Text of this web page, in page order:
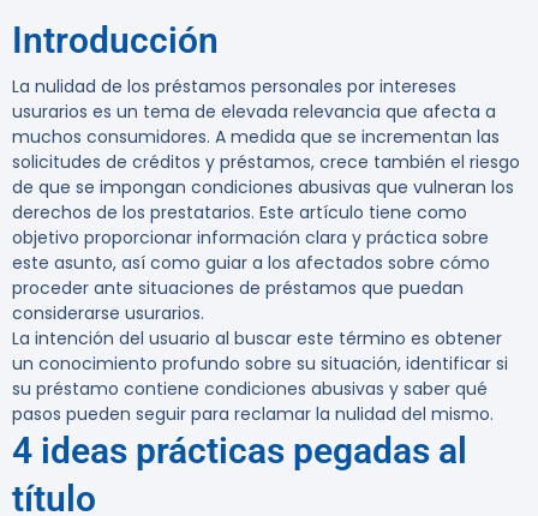
Introducción
La nulidad de los préstamos personales por intereses
usurarios es un tema de elevada relevancia que afecta a
muchos consumidores. A medida que se incrementan las
solicitudes de créditos y préstamos, crece también el riesgo
de que se impongan condiciones abusivas que vulneran los
derechos de los prestatarios. Este artículo tiene como
objetivo proporcionar información clara y práctica sobre
este asunto, así como guiar a los afectados sobre cómo
proceder ante situaciones de préstamos que puedan
considerarse usurarios.
La intención del usuario al buscar este término es obtener
un conocimiento profundo sobre su situación, identificar si
su préstamo contiene condiciones abusivas y saber qué
pasos pueden seguir para reclamar la nulidad del mismo.
4 ideas prácticas pegadas al
título